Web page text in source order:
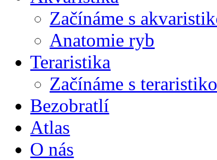
Začínáme s
Anatomie ryb
Teraristika
Začínáme s
Bezobratlí
Atlas
O nás